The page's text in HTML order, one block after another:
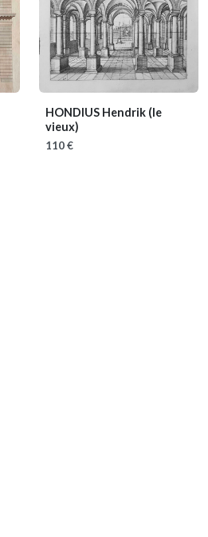
HONDIUS Hendrik (le
vieux)
110 €